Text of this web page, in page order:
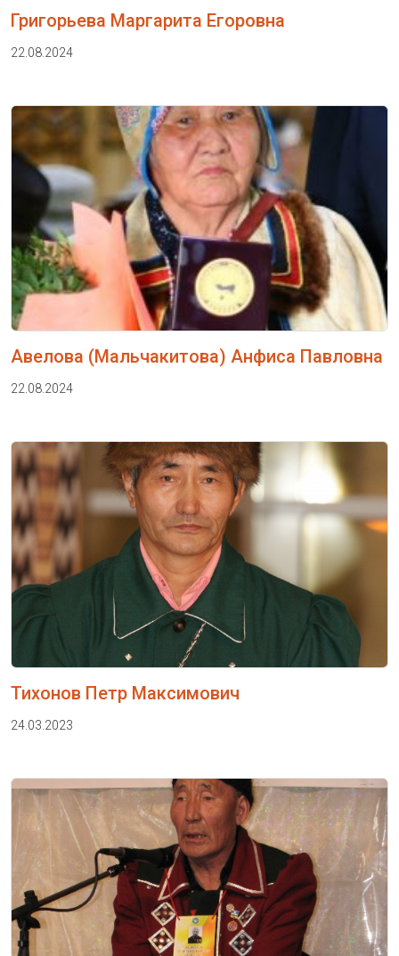
Григорьева Маргарита Егоровна
22.08.2024
Авелова (Мальчакитова) Анфиса Павловна
22.08.2024
Тихонов Петр Максимович
24.03.2023